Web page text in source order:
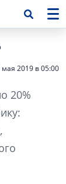
мая 2019 в 05:00
20%